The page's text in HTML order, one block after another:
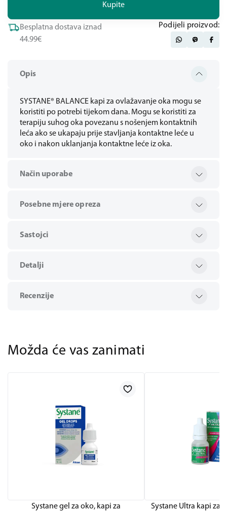
Opis
SYSTANE® BALANCE kapi za ovlažavanje oka mogu se
koristiti po potrebi tijekom dana. Mogu se koristiti za
terapiju suhog oka povezanu s nošenjem kontaktnih
leća ako se ukapaju prije stavljanja kontaktne leće u
oko i nakon uklanjanja kontaktne leće iz oka.
Način uporabe
Posebne mjere opreza
Sastojci
Detalji
Recenzije
Kupite
Besplatna dostava iznad
44.99€
Podijeli proizvod:
Možda će vas zanimati
Systane gel za oko, kapi za
Systane Ultra kapi za